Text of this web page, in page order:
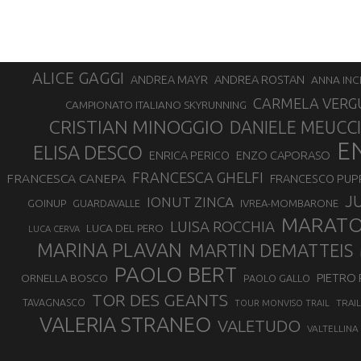
ALICE GAGGI ANDREA MAYR ANDREA ROSTAN ANNA
CAMPIONATO ITALIANO SKYRUNNING CARMELA
CRISTIAN MINOGGIO DANIELE MEUCCI
ELISA DESCO ENRICA PERICO ENZO CAPORASO
FRANCESCA CANEPA FRANCESCA GHELFI FRANCESCO
GOINUP GUARDAVALLE IONUT ZINCA IVREA-MOMBARONE
LUCA CERVA LUCA DEL PERO LUISA ROCCHIA
MARINA PLAVAN MARTIN DEMATTEIS
ORNELLA BOSCO PAOLO BERT PAOLO GALLO PIETRO
TAVAGNASCO TOR DES GEANTS TOUR MONVISO TRAIL
VALERIA STRANEO VALETUDO VALTELLINA